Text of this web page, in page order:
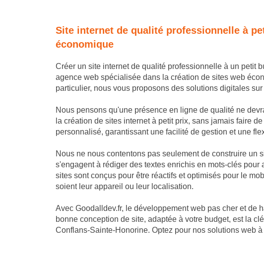
Site internet de qualité professionnelle à
économique
Créer un site internet de qualité professionnelle à un petit
agence web spécialisée dans la création de sites web
particulier, nous vous proposons des solutions digitales
Nous pensons qu'une présence en ligne de qualité ne
la création de sites internet à petit prix, sans jamais faire
personnalisé, garantissant une facilité de gestion et une
Nous ne nous contentons pas seulement de construire
s'engagent à rédiger des textes enrichis en mots-clés
sites sont conçus pour être réactifs et optimisés pour le
soient leur appareil ou leur localisation.
Avec Goodalldev.fr, le développement web pas cher et
bonne conception de site, adaptée à votre budget, est la
Conflans-Sainte-Honorine. Optez pour nos solutions web